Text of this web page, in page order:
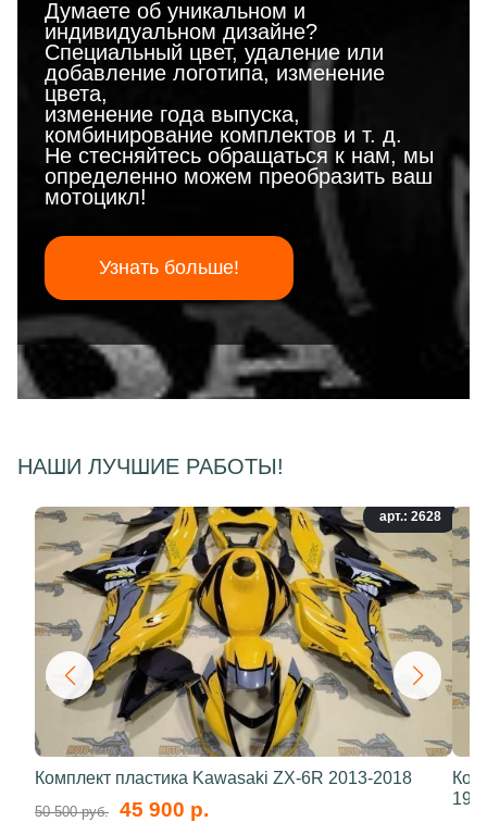
Думаете об уникальном и
индивидуальном дизайне?
Специальный цвет, удаление или
добавление логотипа, изменение
цвета,
изменение года выпуска,
комбинирование комплектов и т. д.
Не стесняйтесь обращаться к нам, мы
определенно можем преобразить ваш
мотоцикл!
Узнать больше!
НАШИ ЛУЧШИЕ РАБОТЫ!
арт.: 2628
Комплект пластика Kawasaki ZX-6R 2013-2018
50 500 руб. 45 900 р.